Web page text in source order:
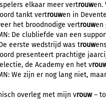
elkaar meer vertrouwen.
tankt vertrouwen in
het broodnodige vertrouwen
De clubliefde van een
eerste wedstrijd was trouw
presenteert prachtige
de Academy en het v
We zijn er nog lang niet,
overleg met mijn vrouw–